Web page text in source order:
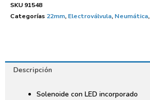
SKU 91548
Categorías 22mm, Electroválvula, Neumática,
Descripción
Solenoide con LED incorporado